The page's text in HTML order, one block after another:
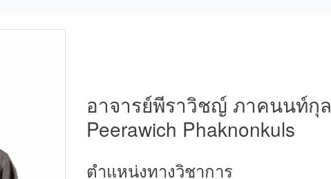
อาจารย์พีราวิชญ์ ภาคนนท์กุล
Peerawich Phaknonkuls
ตำแหน่งทางวิชาการ